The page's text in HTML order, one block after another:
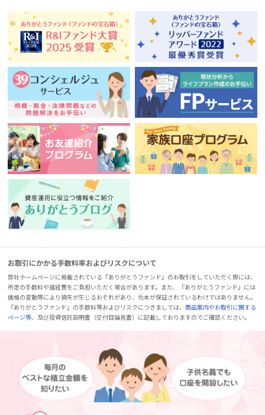
お取引にかかる手数料率およびリスクについて
弊社ホームページに掲載されている『ありがとうファンド』のお取引をしていただく際には、
所定の手数料や諸経費をご負担いただく場合があります。また、『ありがとうファンド』には
価格の変動等により損失が生じるおそれがあり、元本が保証されているわけではありません。
『ありがとうファンド』の手数料等およびリスクにつきましては、商品案内やお取引に関する
ページ等、及び投資信託説明書（交付目論見書）に記載しておりますのでご確認ください。